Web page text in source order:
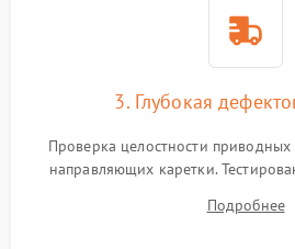
3. Глубокая
Проверка целостности
направляющих каретки.
электромагнитных клапанов и
материнской платы, датчиков
Подробнее